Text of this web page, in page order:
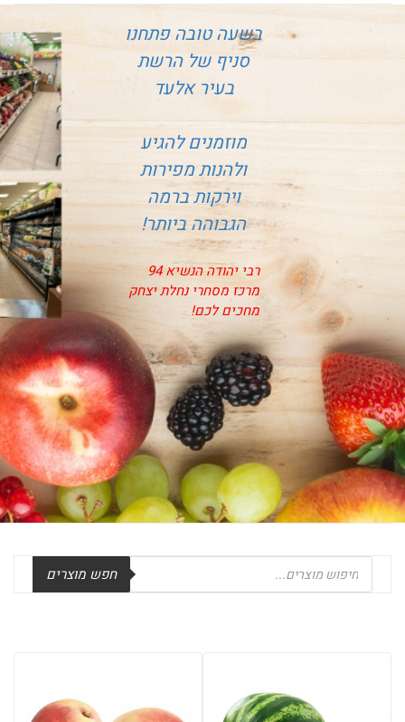
בשעה טובה פתחנו
סניף של הרשת
בעיר אלעד
מוזמנים להגיע
ולהנות מפירות
וירקות ברמה
הגבוהה ביותר!
רבי יהודה הנשיא 94
מרכז מסחרי נחלת יצחק
מחכים לכם!
search
חפש מוצרים